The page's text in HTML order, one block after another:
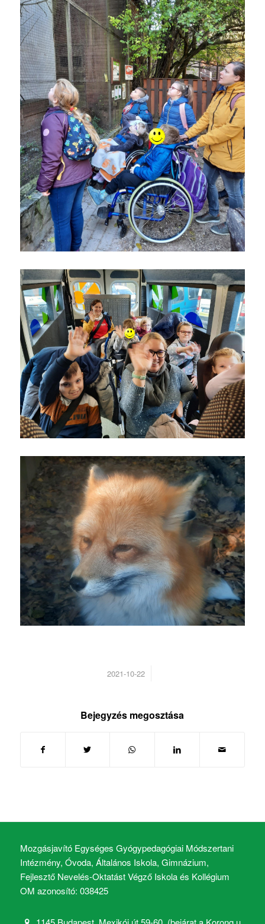
2021-10-22
/
Bejegyzés megosztása
Mozgásjavító Egységes Gyógypedagógiai Módszertani
Intézmény, Óvoda, Általános Iskola, Gimnázium,
Fejlesztő Nevelés-Oktatást Végző Iskola és Kollégium
OM azonosító: 038425